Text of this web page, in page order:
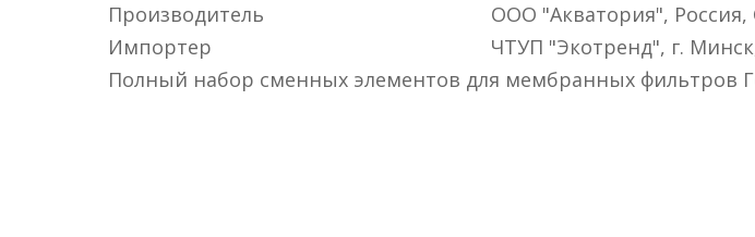
Производитель
ООО "Акватория", Россия,
Импортер
ЧТУП "Экотренд", г.
Полный набор сменных элементов для мембранных фильтров